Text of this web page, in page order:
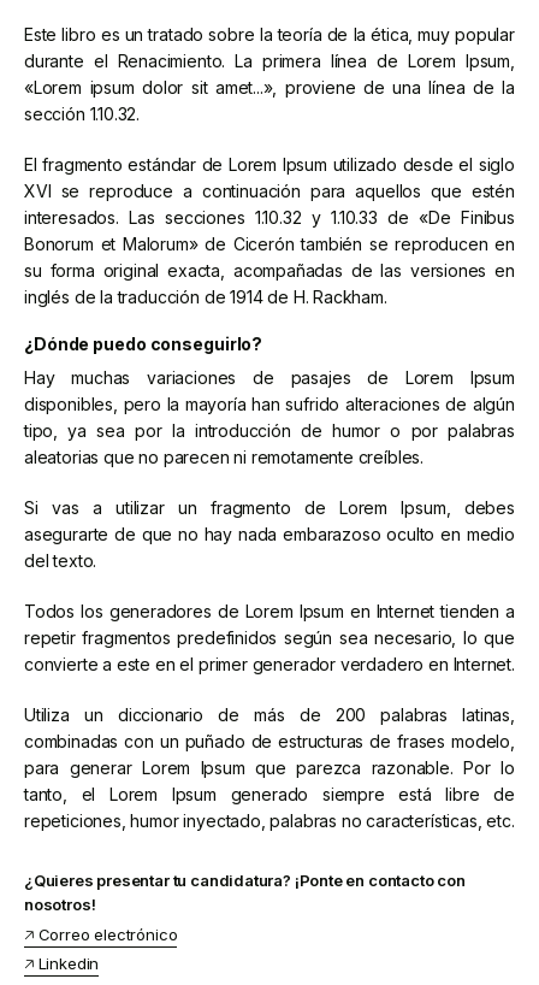
Este libro es un tratado sobre la teoría de la ética, muy popular
durante el Renacimiento. La primera línea de Lorem Ipsum,
«Lorem ipsum dolor sit amet...», proviene de una línea de la
sección 1.10.32.
El fragmento estándar de Lorem Ipsum utilizado desde el siglo
XVI se reproduce a continuación para aquellos que estén
interesados. Las secciones 1.10.32 y 1.10.33 de «De Finibus
Bonorum et Malorum» de Cicerón también se reproducen en
su forma original exacta, acompañadas de las versiones en
inglés de la traducción de 1914 de H. Rackham.
¿Dónde puedo conseguirlo?
Hay muchas variaciones de pasajes de Lorem Ipsum
disponibles, pero la mayoría han sufrido alteraciones de algún
tipo, ya sea por la introducción de humor o por palabras
aleatorias que no parecen ni remotamente creíbles.
Si vas a utilizar un fragmento de Lorem Ipsum, debes
asegurarte de que no hay nada embarazoso oculto en medio
del texto.
Todos los generadores de Lorem Ipsum en Internet tienden a
repetir fragmentos predefinidos según sea necesario, lo que
convierte a este en el primer generador verdadero en Internet.
Utiliza un diccionario de más de 200 palabras latinas,
combinadas con un puñado de estructuras de frases modelo,
para generar Lorem Ipsum que parezca razonable. Por lo
tanto, el Lorem Ipsum generado siempre está libre de
repeticiones, humor inyectado, palabras no características, etc.
¿Quieres presentar tu candidatura? ¡Ponte en contacto con
nosotros!
🡥 Correo electrónico
🡥 Linkedin